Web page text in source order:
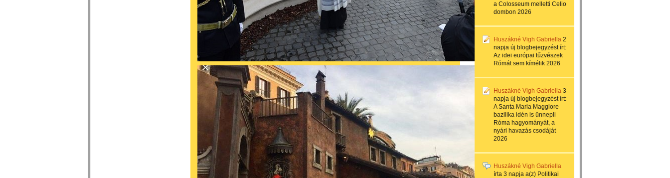
a Colosseum melletti Celio
dombon 2026
Huszákné Vigh Gabriella 2
napja új blogbejegyzést írt:
Az idei európai tűzvészek
Rómát sem kímélik 2026
Huszákné Vigh Gabriella 3
napja új blogbejegyzést írt:
A Santa Maria Maggiore
bazilika idén is ünnepli
Róma hagyományát, a
nyári havazás csodáját
2026
Huszákné Vigh Gabriella
írta 3 napja a(z) Politikai